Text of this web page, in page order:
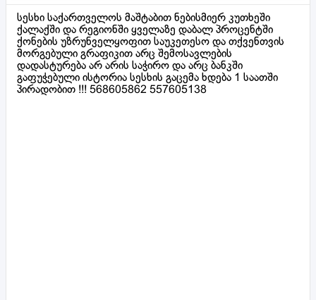
სესხი საქართველოს მაშტაბით ნებისმიერ კუთხეში
ქალაქში და რეგიონში ყველაზე დაბალ პროცენტში
ქონების უზრუნველყოფით საუკეთესო და თქვენთვის
მორგებული გრაფიკით არც შემოსავლების
დადასტურება არ არის საჭირო და არც ბანკში
გაფუჭებული ისტორია სესხის გაცემა ხდება 1 საათში
პირადობით !!! 568605862 557605138